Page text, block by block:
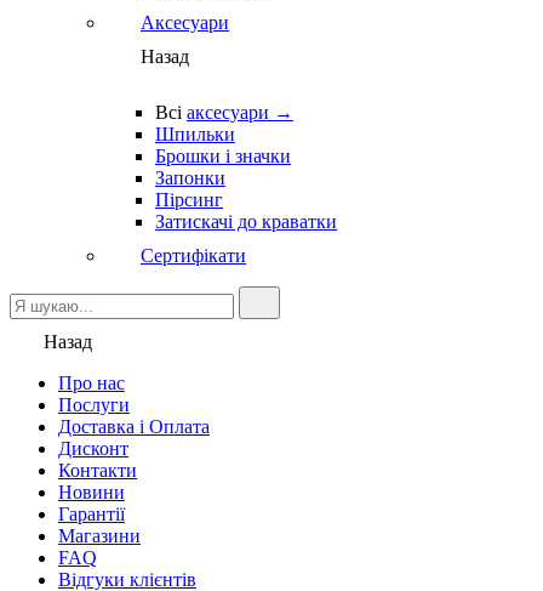
Аксесуари
Назад
Всі аксесуари →
Шпильки
Брошки і значки
Запонки
Пірсинг
Затискачі до краватки
Сертифікати
Назад
Про нас
Послуги
Доставка і Оплата
Дисконт
Контакти
Новини
Гарантії
Магазини
FAQ
Відгуки клієнтів